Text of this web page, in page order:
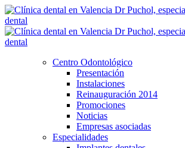
Centro Odontológico
Presentación
Instalaciones
Reinauguración 2014
Promociones
Noticias
Empresas asociadas
Especialidades